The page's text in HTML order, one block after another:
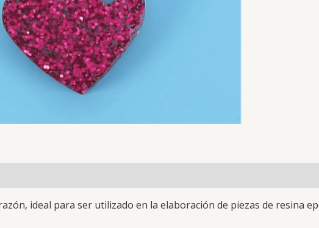
ideal para ser utilizado en la elaboración de piezas de resina